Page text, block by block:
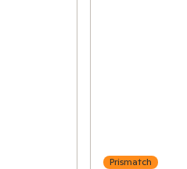
Prismatch